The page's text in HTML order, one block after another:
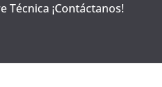
Técnica ¡Contáctanos!